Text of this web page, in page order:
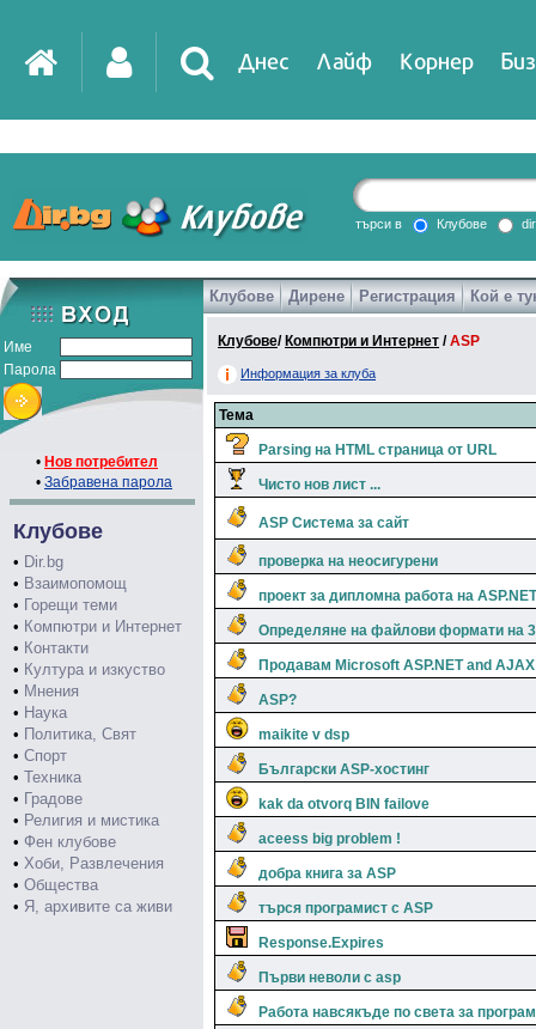
Днес Лайф Корнер
DirTV Impressio
Games
търси в Клубове
Име
Парола
• Нов потребител
• Забравена парола
Клубове
• Dir.bg
• Взаимопомощ
• Горещи теми
• Компютри и Интернет
• Контакти
• Култура и изкуство
• Мнения
• Наука
• Политика, Свят
• Спорт
• Техника
• Градове
• Религия и мистика
• Фен клубове
• Хоби, Развлечения
• Общества
• Я, архивите са живи
Клубове Дирене Регистрация Кой е
Клубове/ Компютри и Интернет /ASP
Информация за клуба
Тема
Parsing на HTML страница от URL
Чисто нов лист ...
ASP Система за сайт
проверка на неосигурени
проект за дипломна работа на ASP.NET
Определяне на файлови формати на 3
Продавам Microsoft ASP.NET and
ASP?
maikite v dsp
Български ASP-хостинг
kak da otvorq BIN failove
aceess big problem !
добра книга за ASP
търся програмист с ASP
Response.Expires
Първи неволи с asp
Работа навсякъде по света за